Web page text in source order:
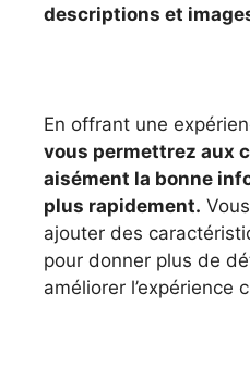
descriptions et
En offrant une
vous permettrez aux
aisément la bonne
plus rapidement.
ajouter des
pour donner plus de
améliorer l’expérience